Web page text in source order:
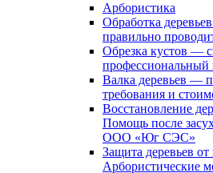
Арбористика
Обработка
правильно
Обрезка кустов —
профессиональный
Валка деревьев —
требования и
Восстановление
Помощь после
ООО «Юг СЭС»
Защита деревьев